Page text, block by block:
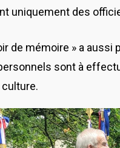
uniquement des
de mémoire » a
sont à